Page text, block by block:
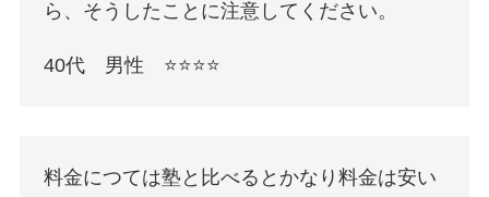
ら、そうしたことに注意してください。
40代 男性 ⭐️⭐️⭐️⭐️
料金につては塾と比べるとかなり料金は安い